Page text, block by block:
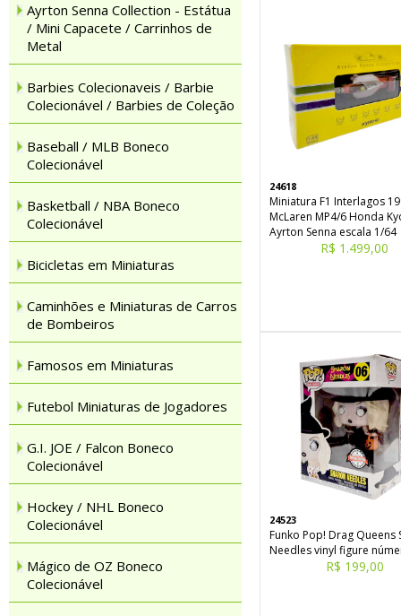
Ayrton Senna Collection - Estátua
/ Mini Capacete / Carrinhos de
Metal
Barbies Colecionaveis / Barbie
Colecionável / Barbies de Coleção
Baseball / MLB Boneco
Colecionável
Basketball / NBA Boneco
Colecionável
Bicicletas em Miniaturas
Caminhões e Miniaturas de Carros
de Bombeiros
Famosos em Miniaturas
Futebol Miniaturas de Jogadores
G.I. JOE / Falcon Boneco
Colecionável
Hockey / NHL Boneco
Colecionável
Mágico de OZ Boneco
Colecionável
24618
Miniatura F1 Interlagos
McLaren MP4/6 Honda
Ayrton Senna escala 1/64
R$ 1.499,00
24523
Funko Pop! Drag Queens
Needles vinyl figure
R$ 199,00